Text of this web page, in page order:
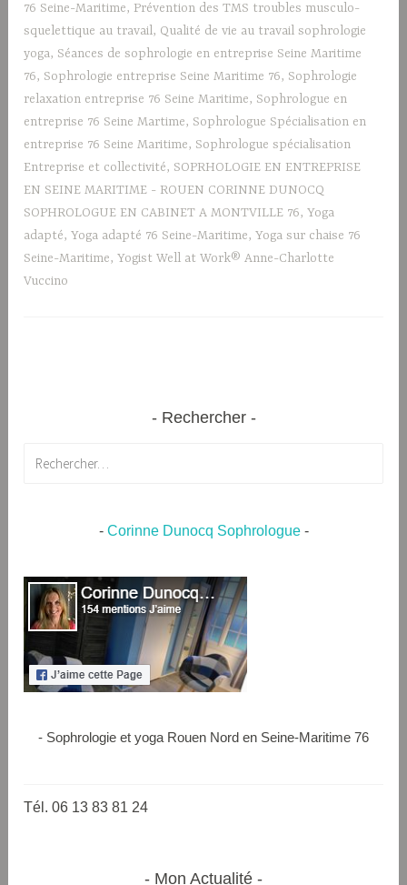
76 Seine-Maritime, Prévention des TMS troubles musculo-
squelettique au travail, Qualité de vie au travail sophrologie
yoga, Séances de sophrologie en entreprise Seine Maritime
76, Sophrologie entreprise Seine Maritime 76, Sophrologie
relaxation entreprise 76 Seine Maritime, Sophrologue en
entreprise 76 Seine Martime, Sophrologue Spécialisation en
entreprise 76 Seine Maritime, Sophrologue spécialisation
Entreprise et collectivité, SOPRHOLOGIE EN ENTREPRISE
EN SEINE MARITIME - ROUEN CORINNE DUNOCQ
SOPHROLOGUE EN CABINET A MONTVILLE 76,Yoga
adapté,Yoga adapté 76 Seine-Maritime,Yoga sur chaise 76
Seine-Maritime,Yogist Well at Work® Anne-Charlotte
Vuccino
Rechercher
- Corinne Dunocq Sophrologue-
- Sophrologie et yoga Rouen Nord en Seine-Maritime 76
Tél. 06 13 83 81 24
Mon Actualité